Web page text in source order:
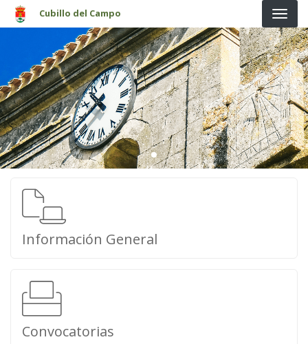
Pasar al contenido principal
Cubillo del Campo
Información General
Convocatorias